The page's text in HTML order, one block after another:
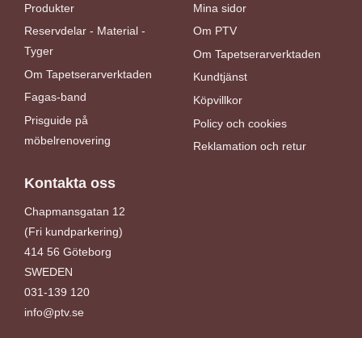
Produkter
Reservdelar - Material -
Tyger
Om Tapetserarverktaden
Fagas-band
Prisguide på
möbelrenovering
Mina sidor
Om PTV
Om Tapetserarverktaden
Kundtjänst
Köpvillkor
Policy och cookies
Reklamation och retur
Kontakta oss
Chapmansgatan 12
(Fri kundparkering)
414 56 Göteborg
SWEDEN
031-139 120
info@ptv.se